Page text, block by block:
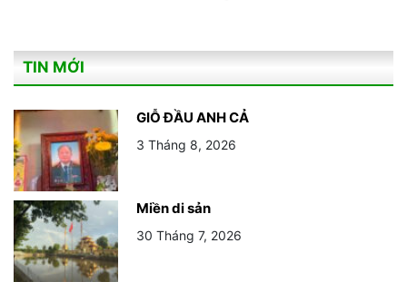
TIN MỚI
GIỖ ĐẦU ANH CẢ
3 Tháng 8, 2026
Miền di sản
30 Tháng 7, 2026